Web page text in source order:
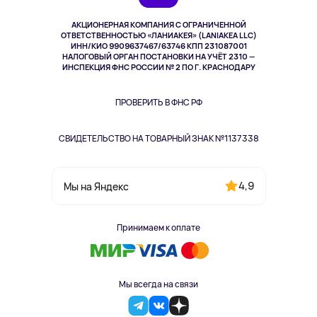
АКЦИОНЕРНАЯ КОМПАНИЯ С ОГРАНИЧЕННОЙ
ОТВЕТСТВЕННОСТЬЮ «ЛАНИАКЕЯ» (LANIAKEA LLC)
ИНН/КИО 9909637467/63746 КПП 231087001
НАЛОГОВЫЙ ОРГАН ПОСТАНОВКИ НА УЧЁТ 2310 —
ИНСПЕКЦИЯ ФНС РОССИИ № 2 ПО Г. КРАСНОДАРУ
ПРОВЕРИТЬ В ФНС РФ
СВИДЕТЕЛЬСТВО НА ТОВАРНЫЙ ЗНАК №1137338
Мы на Яндекс 4,9
Принимаем к оплате
Мы всегда на связи
Здоровье питомцев
Одежда и аксессуары